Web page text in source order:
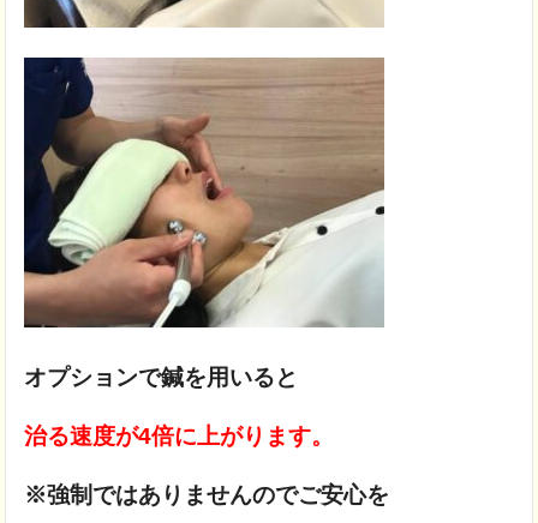
オプションで鍼を用いると
治る速度が4倍に上がります。
※強制ではありませんのでご安心を